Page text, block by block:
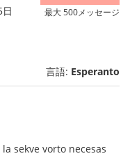
最大 500メッセージ
言語: Esperanto
sekve vorto necesas